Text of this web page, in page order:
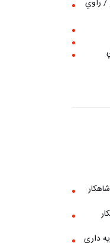
/ راوي
داری